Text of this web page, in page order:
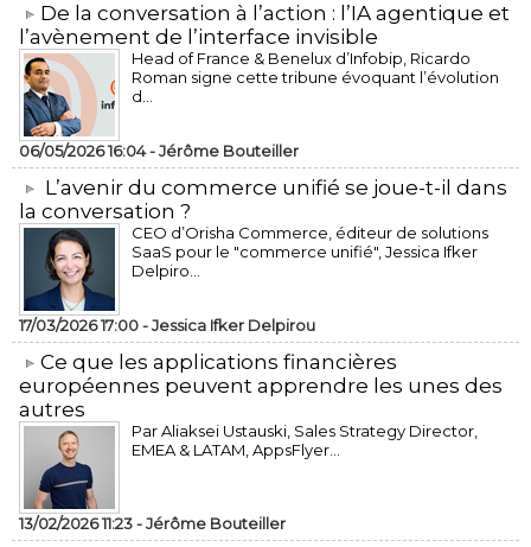
​De la conversation à l’action : l’IA agentique et
l’avènement de l’interface invisible
Head of France & Benelux d’Infobip, Ricardo
Roman signe cette tribune évoquant l’évolution
d...
06/05/2026 16:04 -Jérôme Bouteiller
L’avenir du commerce unifié se joue-t-il dans
la conversation ?
CEO d’Orisha Commerce, éditeur de solutions
SaaS pour le "commerce unifié", Jessica Ifker
Delpiro...
17/03/2026 17:00 -Jessica Ifker Delpirou
​Ce que les applications financières
européennes peuvent apprendre les unes des
autres
Par Aliaksei Ustauski, Sales Strategy Director,
EMEA & LATAM, AppsFlyer...
13/02/2026 11:23 -Jérôme Bouteiller